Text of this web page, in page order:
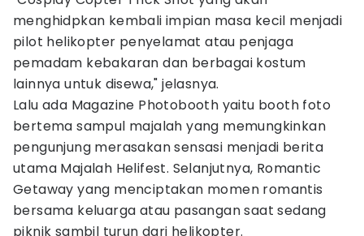
menghidpkan kembali impian masa kecil menjadi
pilot helikopter penyelamat atau penjaga
pemadam kebakaran dan berbagai kostum
lainnya untuk disewa," jelasnya.
Lalu ada Magazine Photobooth yaitu booth foto
bertema sampul majalah yang memungkinkan
pengunjung merasakan sensasi menjadi berita
utama Majalah Helifest. Selanjutnya, Romantic
Getaway yang menciptakan momen romantis
bersama keluarga atau pasangan saat sedang
piknik sambil turun dari helikopter.